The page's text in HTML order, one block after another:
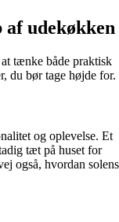
udekøkken
tænke både praktisk
du bør tage højde for.
og oplevelse. Et
tæt på huset for
også, hvordan solens